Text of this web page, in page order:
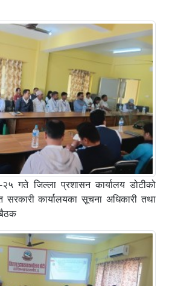
गते जिल्ला प्रशासन कार्यालय डोटीको
सरकारी कार्यालयका सूचना अधिकारी तथा